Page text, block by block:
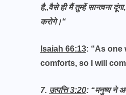
है,,वैसे ही मैं तुम्‍हें सान्‍त्‍वना
करोगे।“
Isaiah 66:13: “As one
comforts, so I will
7. उत्पत्ति 3:20: “मनुष्‍य ने